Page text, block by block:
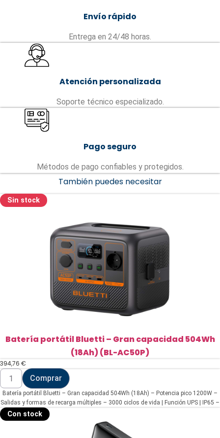
Envío rápido
Entrega en 24/48 horas.
Atención personalizada
Soporte técnico especializado.
Pago seguro
Métodos de pago confiables y protegidos.
También puedes necesitar
Sin stock
Batería portátil Bluetti – Gran capacidad 504Wh
(18Ah) (BL-AC50P)
394,76 €
Batería
portátil
Bluetti
Gran
capacidad
504Wh
Comprar
Batería portátil Bluetti – Gran capacidad 504Wh (18Ah) – Potencia pico 1200W –
Salidas y formas de recarga múltiples – 3000 ciclos de vida | Función UPS | IP65 –
Con stock